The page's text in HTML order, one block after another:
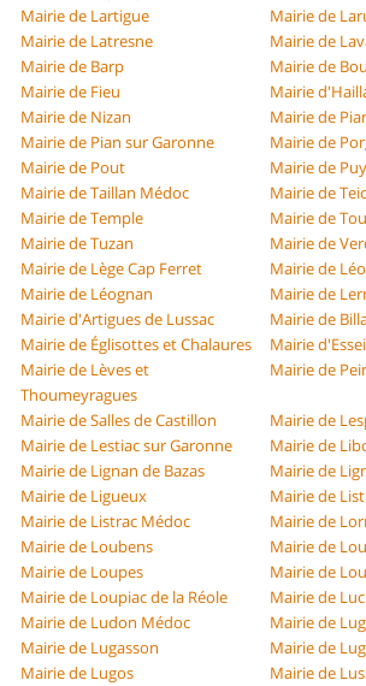
Mairie de Lartigue
Mairie de
Mairie de Latresne
Mairie de
Mairie de Barp
Mairie de
Mairie de Fieu
Mairie
Mairie de Nizan
Mairie de
Mairie de Pian sur Garonne
Mairie de
Mairie de Pout
Mairie de Puy
Mairie de Taillan Médoc
Mairie de
Mairie de Temple
Mairie de
Mairie de Tuzan
Mairie de
Mairie de Lège Cap Ferret
Mairie de
Mairie de Léognan
Mairie de
Mairie d'Artigues de Lussac
Mairie de
Mairie de Églisottes et Chalaures
Mairie
Mairie de Lèves et
Thoumeyragues
Mairie de
Mairie de Salles de Castillon
Mairie de
Mairie de Lestiac sur Garonne
Mairie de
Mairie de Lignan de Bazas
Mairie de
Mairie de Ligueux
Mairie de
Mairie de Listrac Médoc
Mairie de
Mairie de Loubens
Mairie de
Mairie de Loupes
Mairie de
Mairie de Loupiac de la Réole
Mairie de
Mairie de Ludon Médoc
Mairie de
Mairie de Lugasson
Mairie de
Mairie de Lugos
Mairie de